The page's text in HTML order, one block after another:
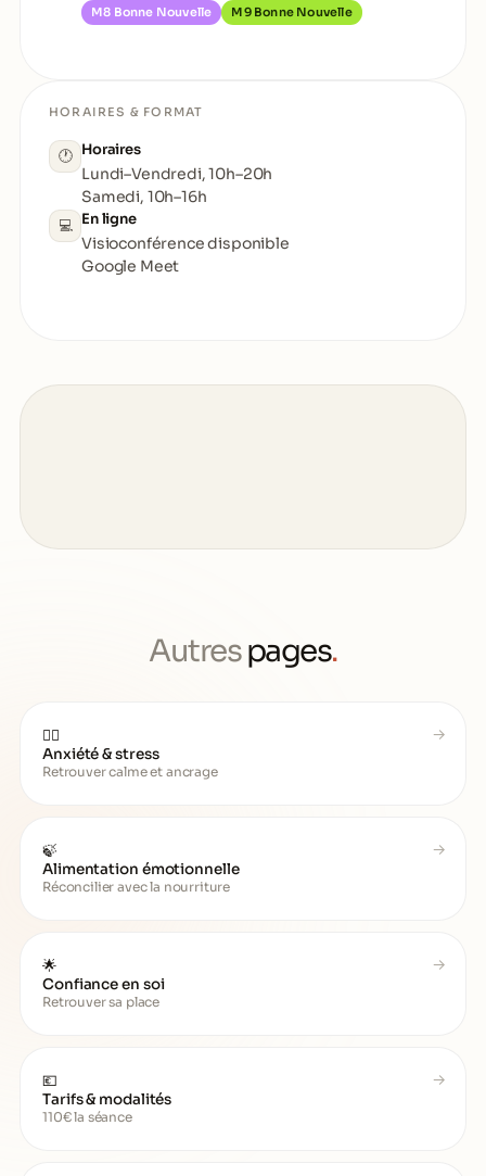
M8 Bonne Nouvelle M9 Bonne Nouvelle
HORAIRES & FORMAT
🕐 Horaires
Lundi–Vendredi, 10h–20h
Samedi, 10h–16h
💻 En ligne
Visioconférence disponible
Google Meet
Autrespages.
😮‍💨
Anxiété & stress
Retrouver calme et ancrage
🍃
Alimentation émotionnelle
Réconcilier avec la nourriture
🌟
Confiance en soi
Retrouver sa place
💶
Tarifs & modalités
110€ la séance